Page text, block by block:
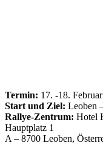
Termin: 17. -18.
Start und Ziel: Leoben
Rallye-Zentrum: Hotel
Hauptplatz 1
A – 8700 Leoben,